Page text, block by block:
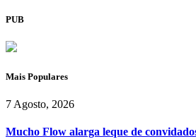
PUB
Mais Populares
7 Agosto, 2026
Mucho Flow alarga leque de